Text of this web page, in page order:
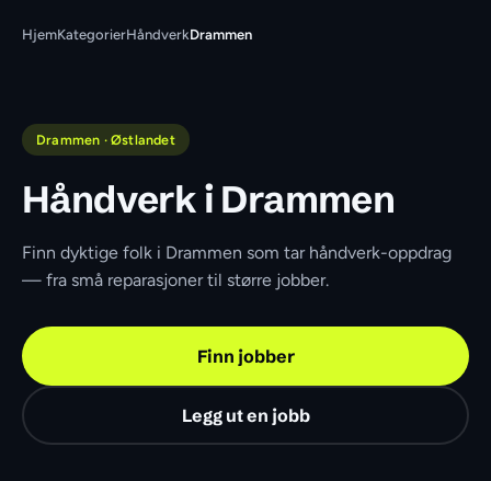
HjemKategorierHåndverkDrammen
Drammen · Østlandet
Håndverk i Drammen
Finn dyktige folk i Drammen som tar håndverk-oppdrag
— fra små reparasjoner til større jobber.
Finn jobber
Legg ut en jobb